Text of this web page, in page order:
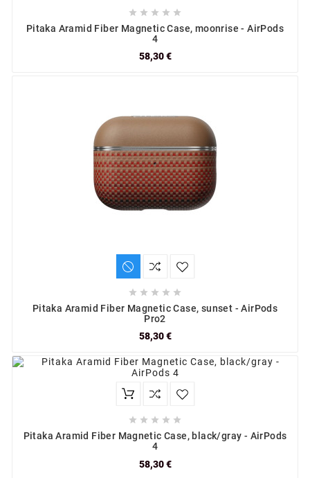
    
Pitaka Aramid Fiber Magnetic Case, moonrise - AirPods
4
58,30 €
    
Pitaka Aramid Fiber Magnetic Case, sunset - AirPods
Pro2
58,30 €
    
Pitaka Aramid Fiber Magnetic Case, black/gray - AirPods
4
58,30 €